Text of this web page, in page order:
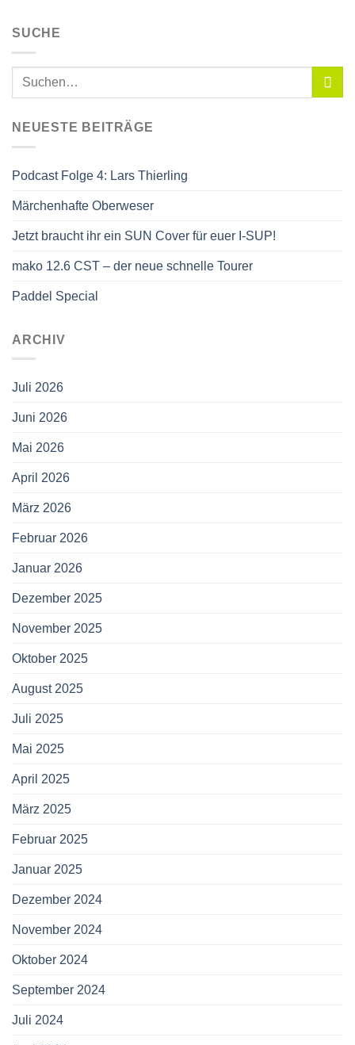
SUCHE
NEUESTE BEITRÄGE
Podcast Folge 4: Lars Thierling
Märchenhafte Oberweser
Jetzt braucht ihr ein SUN Cover für euer I-SUP!
mako 12.6 CST – der neue schnelle Tourer
Paddel Special
ARCHIV
Juli 2026
Juni 2026
Mai 2026
April 2026
März 2026
Februar 2026
Januar 2026
Dezember 2025
November 2025
Oktober 2025
August 2025
Juli 2025
Mai 2025
April 2025
März 2025
Februar 2025
Januar 2025
Dezember 2024
November 2024
Oktober 2024
September 2024
Juli 2024